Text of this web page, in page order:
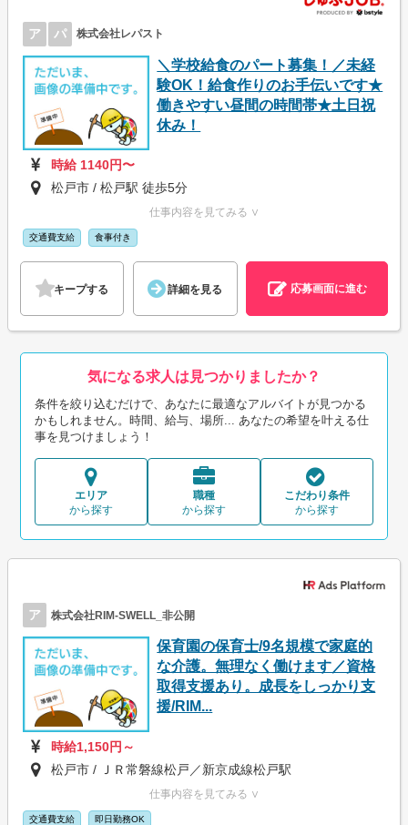
ア パ 株式会社レパスト
＼学校給食のパート募集！／未経
験OK！給食作りのお手伝いです★
働きやすい昼間の時間帯★土日祝
休み！
時給 1140円〜
松戸市 / 松戸駅 徒歩5分
仕事内容を見てみる ∨
交通費支給 食事付き
キープする 詳細を見る 応募画面に進む
気になる求人は見つかりましたか？
条件を絞り込むだけで、あなたに最適なアルバイトが見つかる
かもしれません。時間、給与、場所... あなたの希望を叶える仕
事を見つけましょう！
エリア
から探す
職種
から探す
こだわり条件
から探す
ア 株式会社RIM-SWELL_非公開
保育園の保育士/9名規模で家庭的
な介護。無理なく働けます／資格
取得支援あり。成長をしっかり支
援/RIM...
時給1,150円～
松戸市 / ＪＲ常磐線松戸／新京成線松戸駅
仕事内容を見てみる ∨
交通費支給 即日勤務OK